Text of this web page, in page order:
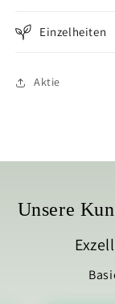
Einzelheiten
Aktie
Unsere